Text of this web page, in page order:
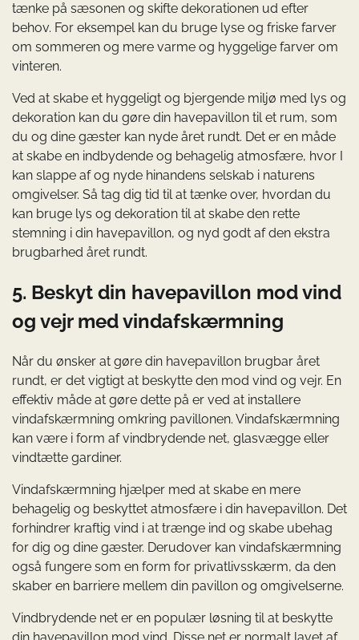
tænke på sæsonen og skifte dekorationen ud efter
behov. For eksempel kan du bruge lyse og friske farver
om sommeren og mere varme og hyggelige farver om
vinteren.
Ved at skabe et hyggeligt og bjergende miljø med lys og
dekoration kan du gøre din havepavillon til et rum, som
du og dine gæster kan nyde året rundt. Det er en måde
at skabe en indbydende og behagelig atmosfære, hvor I
kan slappe af og nyde hinandens selskab i naturens
omgivelser. Så tag dig tid til at tænke over, hvordan du
kan bruge lys og dekoration til at skabe den rette
stemning i din havepavillon, og nyd godt af den ekstra
brugbarhed året rundt.
5. Beskyt din havepavillon mod vind
og vejr med vindafskærmning
Når du ønsker at gøre din havepavillon brugbar året
rundt, er det vigtigt at beskytte den mod vind og vejr. En
effektiv måde at gøre dette på er ved at installere
vindafskærmning omkring pavillonen. Vindafskærmning
kan være i form af vindbrydende net, glasvægge eller
vindtætte gardiner.
Vindafskærmning hjælper med at skabe en mere
behagelig og beskyttet atmosfære i din havepavillon. Det
forhindrer kraftig vind i at trænge ind og skabe ubehag
for dig og dine gæster. Derudover kan vindafskærmning
også fungere som en form for privatlivsskærm, da den
skaber en barriere mellem din pavillon og omgivelserne.
Vindbrydende net er en populær løsning til at beskytte